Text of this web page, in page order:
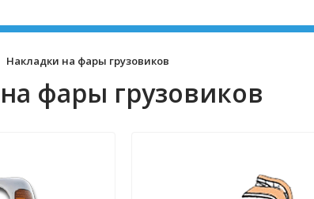
Накладки на фары грузовиков
фары грузовиков